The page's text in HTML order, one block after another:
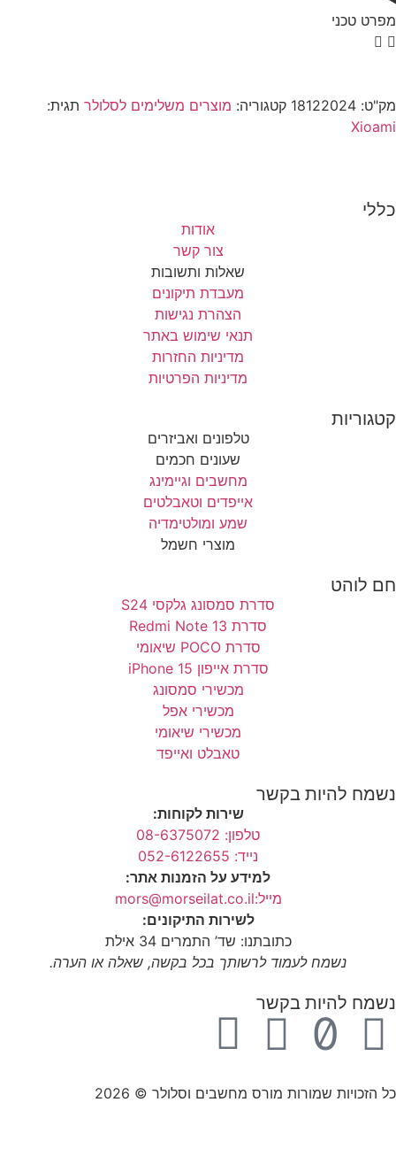
מפרט טכני
מק"ט: 18122024 קטגוריה: מוצרים משלימים לסלולר תגית:
Xioami
כללי
אודות
צור קשר
שאלות ותשובות
מעבדת תיקונים
הצהרת נגישות
תנאי שימוש באתר
מדיניות החזרות
מדיניות הפרטיות
קטגוריות
טלפונים ואביזרים
שעונים חכמים
מחשבים וגיימינג
אייפדים וטאבלטים
שמע ומולטימדיה
מוצרי חשמל
חם לוהט
סדרת סמסונג גלקסי S24
סדרת Redmi Note 13
סדרת POCO שיאומי
סדרת אייפון 15 iPhone
מכשירי סמסונג
מכשירי אפל
מכשירי שיאומי
טאבלט ואייפד
נשמח להיות בקשר
שירות לקוחות:
טלפון: 08-6375072
נייד: 052-6122655
למידע על הזמנות אתר:
מייל:mors@morseilat.co.il
לשירות התיקונים:
כתובתנו: שד’ התמרים 34 אילת
נשמח לעמוד לרשותך בכל בקשה, שאלה או הערה.
נשמח להיות בקשר
כל הזכויות שמורות מורס מחשבים וסלולר © 2026